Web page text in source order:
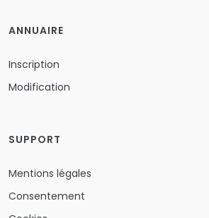
ANNUAIRE
Inscription
Modification
SUPPORT
Mentions légales
Consentement